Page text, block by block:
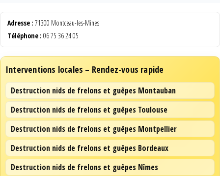
Adresse : 71300 Montceau-les-Mines
Téléphone : 06 75 36 24 05
Interventions locales – Rendez-vous rapide
Destruction nids de frelons et guêpes Montauban
Destruction nids de frelons et guêpes Toulouse
Destruction nids de frelons et guêpes Montpellier
Destruction nids de frelons et guêpes Bordeaux
Destruction nids de frelons et guêpes Nîmes